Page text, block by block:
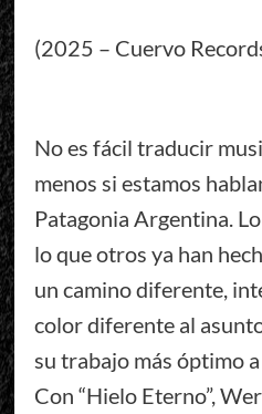
(2025 – Cuervo
No es fácil traducir
menos si estamos
Patagonia Argentina.
lo que otros ya han
un camino diferente,
color diferente al
su trabajo más óptimo
Con “Hielo Eterno”,